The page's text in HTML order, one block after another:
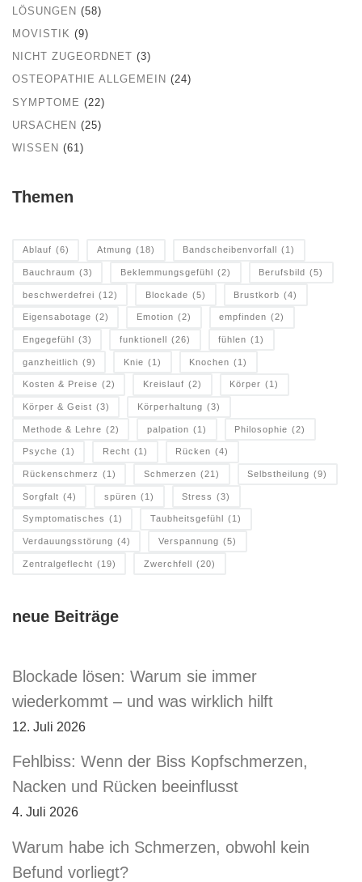
LÖSUNGEN (58)
MOVISTIK (9)
NICHT ZUGEORDNET (3)
OSTEOPATHIE ALLGEMEIN (24)
SYMPTOME (22)
URSACHEN (25)
WISSEN (61)
Themen
Ablauf (6) Atmung (18) Bandscheibenvorfall (1)
Bauchraum (3) Beklemmungsgefühl (2) Berufsbild (5)
beschwerdefrei (12) Blockade (5) Brustkorb (4)
Eigensabotage (2) Emotion (2) empfinden (2)
Engegefühl (3) funktionell (26) fühlen (1)
ganzheitlich (9) Knie (1) Knochen (1)
Kosten & Preise (2) Kreislauf (2) Körper (1)
Körper & Geist (3) Körperhaltung (3)
Methode & Lehre (2) palpation (1) Philosophie (2)
Psyche (1) Recht (1) Rücken (4)
Rückenschmerz (1) Schmerzen (21) Selbstheilung (9)
Sorgfalt (4) spüren (1) Stress (3)
Symptomatisches (1) Taubheitsgefühl (1)
Verdauungsstörung (4) Verspannung (5)
Zentralgeflecht (19) Zwerchfell (20)
neue Beiträge
Blockade lösen: Warum sie immer
wiederkommt – und was wirklich hilft
12. Juli 2026
Fehlbiss: Wenn der Biss Kopfschmerzen,
Nacken und Rücken beeinflusst
4. Juli 2026
Warum habe ich Schmerzen, obwohl kein
Befund vorliegt?